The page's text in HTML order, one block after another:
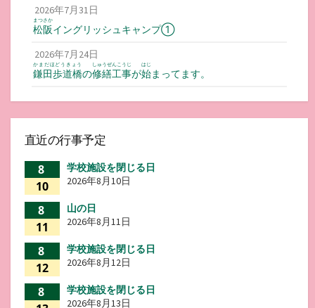
2026年7月31日
松阪
まつさか
イングリッシュキャンプ①
2026年7月24日
鎌田歩道橋
かまだほどうきょう
の修繕工事
しゅうぜんこうじ
が始
はじ
まってます。
直近の行事予定
8
10
学校施設を閉じる日
2026年8月10日
8
11
山の日
2026年8月11日
8
12
学校施設を閉じる日
2026年8月12日
8
学校施設を閉じる日
2026年8月13日